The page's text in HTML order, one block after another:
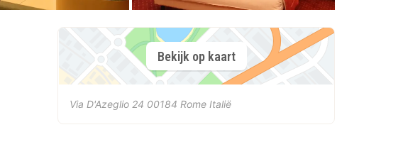
Bekijk op kaart
Via D'Azeglio 24 00184 Rome Italië